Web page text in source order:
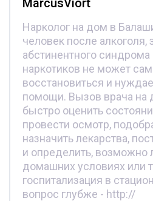
Нарколог на дом в
человек после алкоголя,
абстинентного
наркотиков не может
восстановиться и
помощи. Вызов врача на
быстро оценить
провести осмотр,
назначить лекарства,
и определить, возможно
домашних условиях или
госпитализация в
вопрос глубже - http://